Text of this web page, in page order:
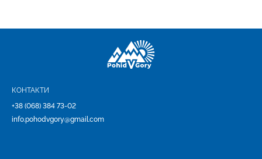
КОНТАКТИ
+38 (068) 384 73-02
info.pohodvgory@gmail.com